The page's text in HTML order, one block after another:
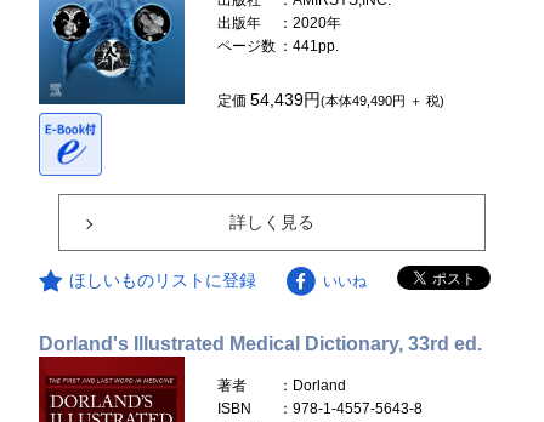
出版年
：2020年
ページ数 ：441pp.
定価54,439円(本体49,490円 ＋ 税)
詳しく見る
ほしいものリストに登録 いいね
Dorland's Illustrated Medical Dictionary, 33rd ed.
著者
：Dorland
ISBN
：978-1-4557-5643-8